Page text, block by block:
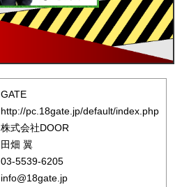
GATE
http://pc.18gate.jp/default/index.php
株式会社DOOR
田畑 翼
03-5539-6205
info@18gate.jp